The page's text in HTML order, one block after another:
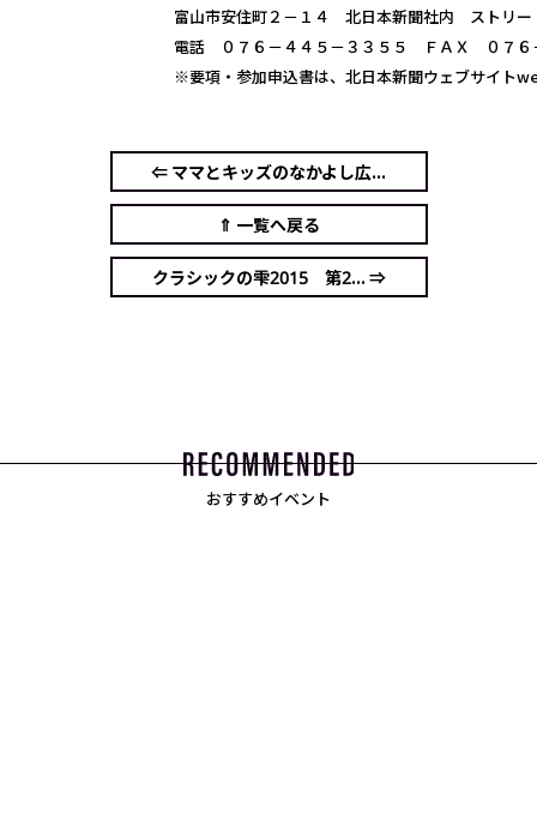
富山市安住町２－１４ 北日本新聞社内 ストリー
電話 ０７６－４４５－３３５５ ＦＡＸ ０７６
※要項・参加申込書は、北日本新聞ウェブサイト
⇐ ママとキッズのなかよし広...
⇑ 一覧へ戻る
クラシックの雫2015 第2... ⇒
おすすめイベント